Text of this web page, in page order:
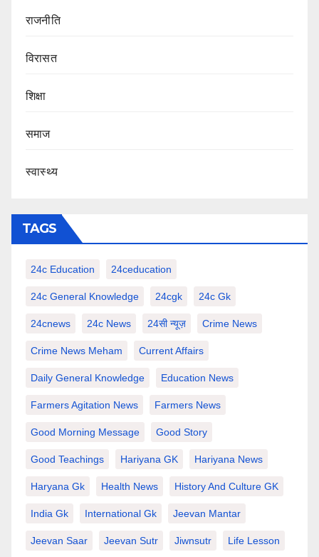
राजनीति
‍‍विरासत
शिक्षा
समाज
स्वास्थ्य
TAGS
24c Education 24ceducation
24c General Knowledge 24cgk 24c Gk
24cnews 24c News 24सी न्यूज़ Crime News
Crime News Meham Current Affairs
Daily General Knowledge Education News
Farmers Agitation News Farmers News
Good Morning Message Good Story
Good Teachings Hariyana GK Hariyana News
Haryana Gk Health News History And Culture GK
India Gk International Gk Jeevan Mantar
Jeevan Saar Jeevan Sutr Jiwnsutr Life Lesson